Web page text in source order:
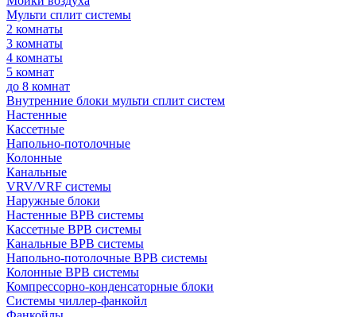
Мульти сплит системы
2 комнаты
3 комнаты
4 комнаты
5 комнат
до 8 комнат
Внутренние блоки мульти сплит систем
Настенные
Кассетные
Напольно-потолочные
Колонные
Канальные
VRV/VRF системы
Наружные блоки
Настенные ВРВ системы
Кассетные ВРВ системы
Канальные ВРВ системы
Напольно-потолочные ВРВ системы
Колонные ВРВ системы
Компрессорно-конденсаторные блоки
Системы чиллер-фанкойл